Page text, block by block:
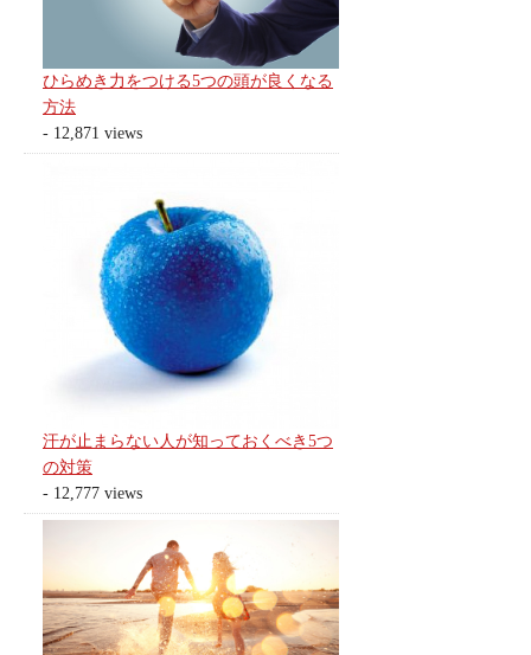
ひらめき力をつける5つの頭が良くなる
方法
- 12,871 views
汗が止まらない人が知っておくべき5つ
の対策
- 12,777 views